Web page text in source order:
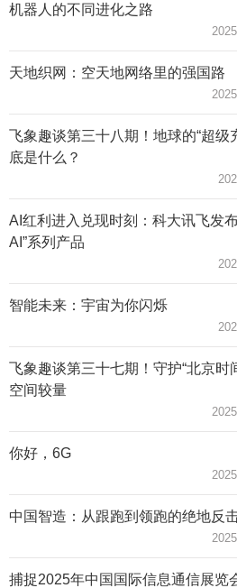
机器人的不同进化之路
天地织网：空天地网络里的强国路
飞象趣谈第三十八期！地球的“超级
底是什么？
AI红利进入兑现时刻：科大讯飞发
AI”系列产品
智能未来：宇宙为你闪烁
飞象趣谈第三十七期！守护“北京时
空间较量
你好，6G
中国智造：从跟跑到领跑的绝地反
捕捉2025年中国国际信息通信展览